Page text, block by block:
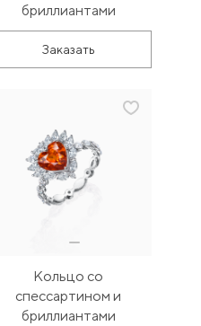
бриллиантами
Заказать
Кольцо со
спессартином и
бриллиантами